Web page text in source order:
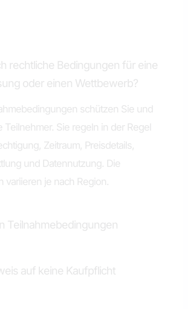
rechtliche Bedingungen für eine
oder einen Wettbewerb?
schützen Sie und
Teilnehmer. Sie regeln in der Regel
Zeitraum, Preisdetails,
und Datennutzung. Die
variieren je nach Region.
Teilnahmebedingungen
auf keine Kaufpflicht